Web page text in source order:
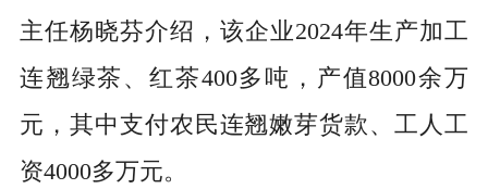
主任杨晓芬介绍，该企业2024年生产加工
连翘绿茶、红茶400多吨，产值8000余万
元，其中支付农民连翘嫩芽货款、工人工
资4000多万元。